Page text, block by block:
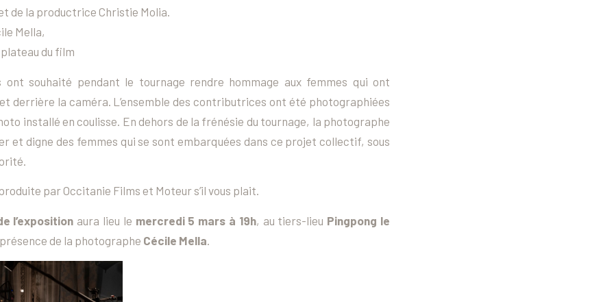
de la productrice Christie Molia.
Mella,
du film
ont souhaité pendant le tournage rendre hommage aux femmes qui ont
derrière la caméra. L’ensemble des contributrices ont été photographiées
installé en coulisse. En dehors de la frénésie du tournage, la photographe
et digne des femmes qui se sont embarquées dans ce projet collectif, sous
par Occitanie Films et Moteur s’il vous plait.
l’exposition aura lieu le mercredi 5 mars à 19h, au tiers-lieu Pingpong le
de la photographe Cécile Mella.